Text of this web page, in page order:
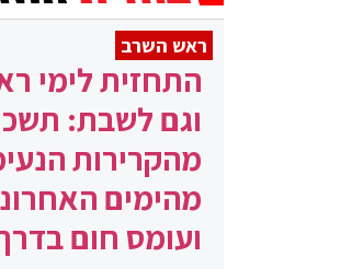
ראש השרב
התחזית לימי
וגם לשבת:
מהקרירות
מהימים
ועומס חום